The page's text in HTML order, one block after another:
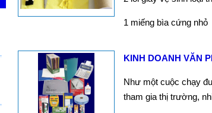
1 miếng bìa cứng nhỏ
KINH DOANH VĂN
Như một cuộc chạy
tham gia thị trường,